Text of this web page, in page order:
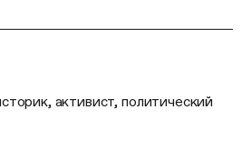
активист, политический